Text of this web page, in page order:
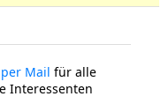
Mail für alle
Interessenten